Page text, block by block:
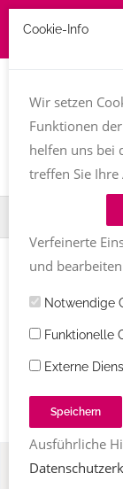
Texttreff-
Übersicht/
Petra Huber
Cookie-Info
Wir setzen
Funktionen
helfen uns bei
treffen Sie Ihre
Verfeinerte
und
Notwendige
Funktionelle
Externe
Speichern
Ausführliche